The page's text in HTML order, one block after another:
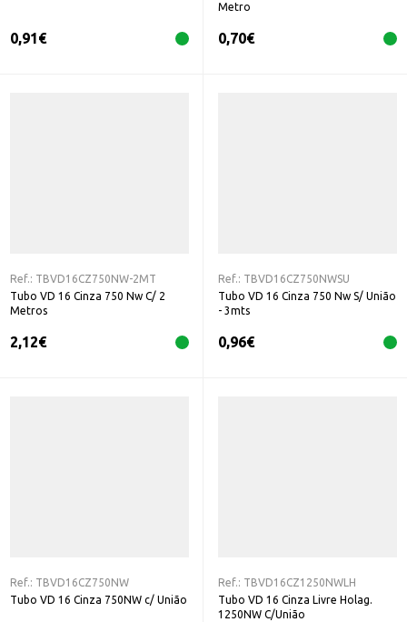
0,91€
Metro
0,70€
Ref.: TBVD16CZ750NW-2MT
Tubo VD 16 Cinza 750 Nw C/ 2
Metros
2,12€
Ref.: TBVD16CZ750NWSU
Tubo VD 16 Cinza 750 Nw S/ União
- 3mts
0,96€
Ref.: TBVD16CZ750NW
Tubo VD 16 Cinza 750NW c/ União
Ref.: TBVD16CZ1250NWLH
Tubo VD 16 Cinza Livre Holag.
1250NW C/União